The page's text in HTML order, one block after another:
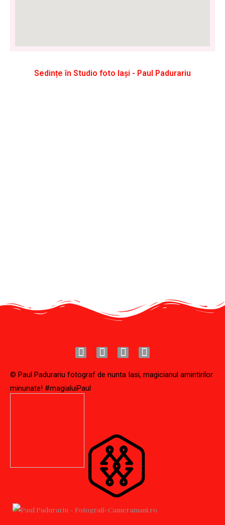
Sedințe în Studio foto Iași - Paul Padurariu
© Paul Padurariu fotograf de nunta Iasi, magicianul amintirilor
minunate! #magialuiPaul